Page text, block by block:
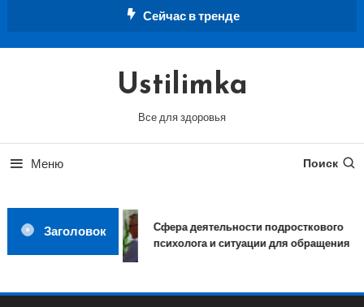
Сейчас в тренде
Ustilimka
Все для здоровья
Меню Поиск
Заголовок
Сфера деятельности подросткового
психолога и ситуации для обращения